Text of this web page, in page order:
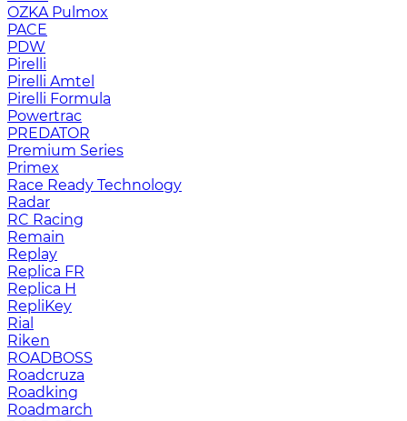
OZKA Pulmox
PACE
PDW
Pirelli
Pirelli Amtel
Pirelli Formula
Powertrac
PREDATOR
Premium Series
Primex
Race Ready Technology
Radar
RC Racing
Remain
Replay
Replica FR
Replica H
RepliKey
Rial
Riken
ROADBOSS
Roadcruza
Roadking
Roadmarch